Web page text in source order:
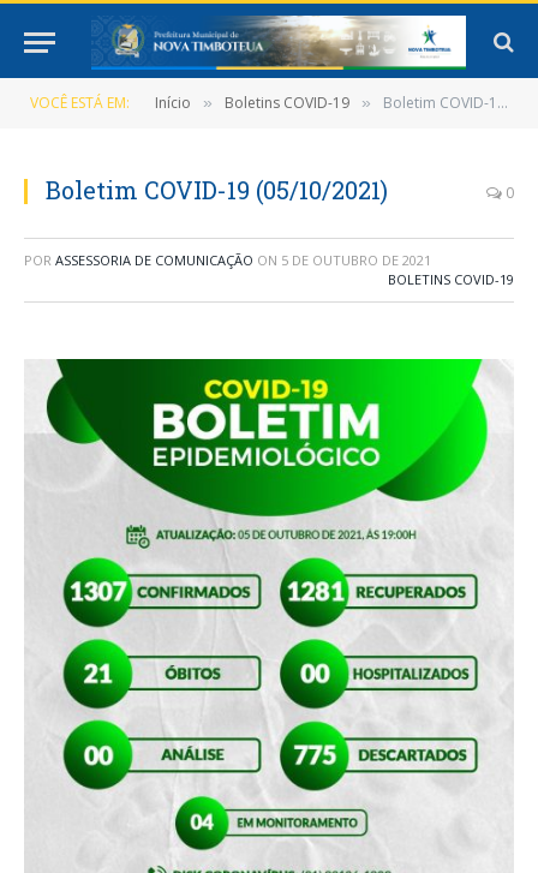
VOCÊ ESTÁ EM: Início » Boletins COVID-19 » Boletim COVID-19 (05/10/2021)
Boletim COVID-19 (05/10/2021) 0
POR ASSESSORIA DE COMUNICAÇÃO ON 5 DE OUTUBRO DE 2021
BOLETINS COVID-19